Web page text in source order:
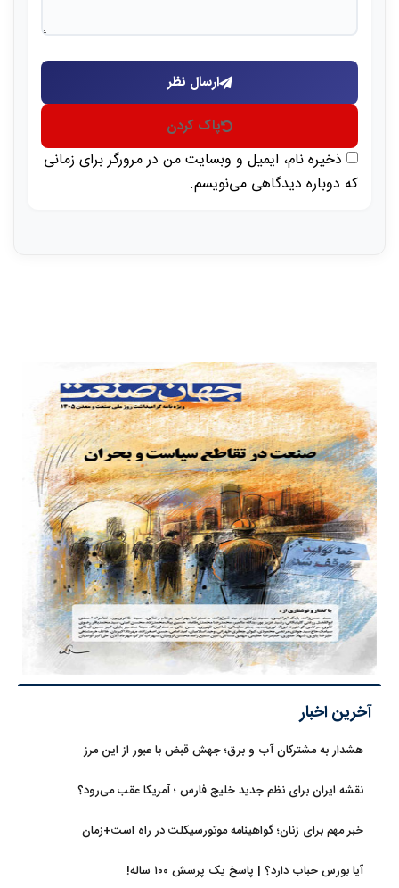
ارسال نظر
پاک کردن
ذخیره نام، ایمیل و وبسایت من در مرورگر برای زمانی
که دوباره دیدگاهی می‌نویسم.
آخرین اخبار
هشدار به مشترکان آب و برق؛ جهش قبض با عبور از این مرز
نقشه ایران برای نظم جدید خلیج فارس ؛ آمریکا عقب می‌رود؟
خبر مهم برای زنان؛ گواهینامه موتورسیکلت در راه است+زمان
آیا بورس حباب دارد؟ | پاسخ یک پرسش ۱۰۰ ساله!